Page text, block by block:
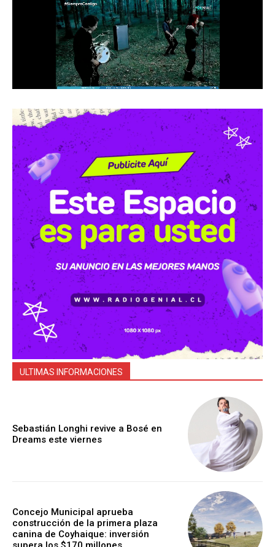
ULTIMAS INFORMACIONES
Sebastián Longhi revive a Bosé en
Dreams este viernes
Concejo Municipal aprueba
construcción de la primera plaza
canina de Coyhaique: inversión